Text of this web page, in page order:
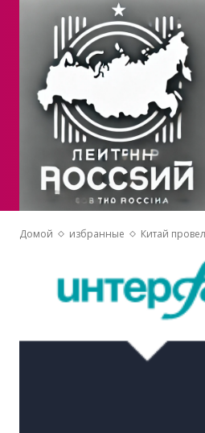
Домой избранные Китай